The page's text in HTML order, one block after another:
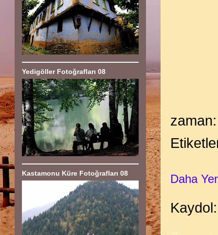
Daha
Yedigöller Fotoğrafları 08
Kastamonu Küre Fotoğrafları 08